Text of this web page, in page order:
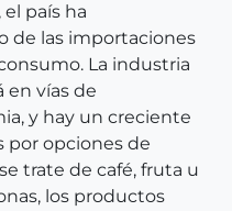
país ha
de las importaciones
La industria
en vías de
y hay un creciente
por opciones de
trate de café, fruta u
los productos